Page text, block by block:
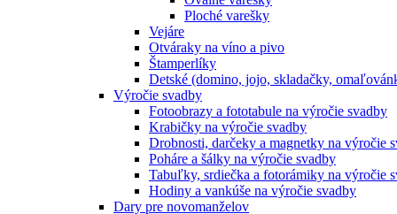
Ploché varešky
Vejáre
Otváraky na víno a pivo
Štamperlíky
Detské (domino, jojo, skladačky,
Výročie svadby
Fotoobrazy a fototabule na výročie svadby
Krabičky na výročie svadby
Drobnosti, darčeky a magnetky na výročie
Poháre a šálky na výročie svadby
Tabuľky, srdiečka a fotorámiky na výročie
Hodiny a vankúše na výročie svadby
Dary pre novomanželov